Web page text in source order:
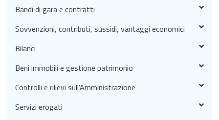
Bandi di gara e contratti
Sovvenzioni, contributi, sussidi, vantaggi economici
Bilanci
Beni immobili e gestione patrimonio
Controlli e rilievi sull'Amministrazione
Servizi erogati